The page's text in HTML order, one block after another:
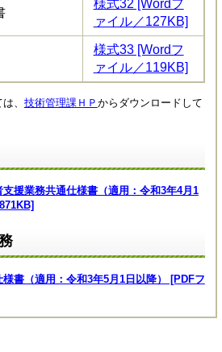
様式32 [Wordフ
ァイル／127KB]
様式33 [Wordフ
ァイル／119KB]
、 技術管理課ＨＰ からダウンロードして
援業務共通仕様書（適用：令和3年4月1
書（適用：令和3年5月1日以降） [PDFフ